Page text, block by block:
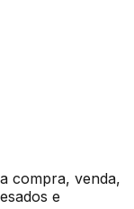
compra, venda,
e